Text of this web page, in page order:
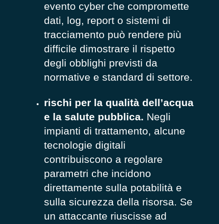
evento cyber che compromette
dati, log, report o sistemi di
tracciamento può rendere più
difficile dimostrare il rispetto
degli obblighi previsti da
normative e standard di settore.
rischi per la qualità dell’acqua
e la salute pubblica. Negli
impianti di trattamento, alcune
tecnologie digitali
contribuiscono a regolare
parametri che incidono
direttamente sulla potabilità e
sulla sicurezza della risorsa. Se
un attaccante riuscisse ad